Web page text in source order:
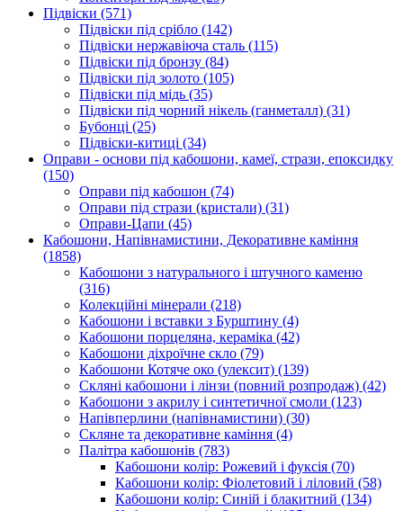
Підвіски (571)
Підвіски під срібло (142)
Підвіски нержавіюча сталь (115)
Підвіски під бронзу (84)
Підвіски під золото (105)
Підвіски під мідь (35)
Підвіски під чорний нікель (ганметалл) (31)
Бубонці (25)
Підвіски-китиці (34)
Оправи - основи під кабошони, камеї, стрази, епоксидку
(150)
Оправи під кабошон (74)
Оправи під стрази (кристали) (31)
Оправи-Цапи (45)
Кабошони, Напівнамистини, Декоративне каміння
(1858)
Кабошони з натурального і штучного каменю
(316)
Колекційні мінерали (218)
Кабошони і вставки з Бурштину (4)
Кабошони порцеляна, кераміка (42)
Кабошони діхроїчне скло (79)
Кабошони Котяче око (улексит) (139)
Скляні кабошони і лінзи (повний розпродаж) (42)
Кабошони з акрилу і синтетичної смоли (123)
Напівперлини (напівнамистини) (30)
Скляне та декоративне каміння (4)
Палітра кабошонів (783)
Кабошони колір: Рожевий і фуксія (70)
Кабошони колір: Фіолетовий і ліловий (58)
Кабошони колір: Синій і блакитний (134)